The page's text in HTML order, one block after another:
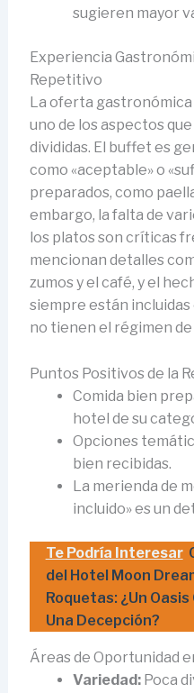
sugieren mayor
Experiencia
Repetitivo
La oferta gastronómica
uno de los aspectos
divididas. El buffet es
como «aceptable» o
preparados, como
embargo, la falta de
los platos son críticas
mencionan detalles
zumos y el café, y el
siempre están incluidas
no tienen el régimen de
Puntos Positivos de la
Comida bien
hotel de su
Opciones
bien recibidas.
La merienda de
incluido» es un
Te Podría Interesar
del Hotel Moon
Roquetas: ¿Un
Una Decepción?
Áreas de Oportunidad
Variedad:Poca